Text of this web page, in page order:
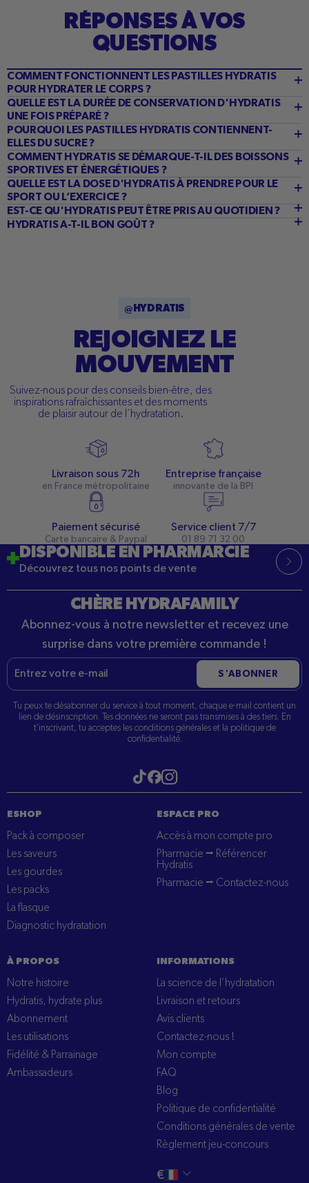
RÉPONSES À VOS
QUESTIONS
COMMENT FONCTIONNENT LES PASTILLES HYDRATIS
POUR HYDRATER LE CORPS ?
QUELLE EST LA DURÉE DE CONSERVATION D'HYDRATIS
UNE FOIS PRÉPARÉ ?
POURQUOI LES PASTILLES HYDRATIS CONTIENNENT-
ELLES DU SUCRE ?
COMMENT HYDRATIS SE DÉMARQUE-T-IL DES BOISSONS
SPORTIVES ET ÉNERGÉTIQUES ?
QUELLE EST LA DOSE D'HYDRATIS À PRENDRE POUR LE
SPORT OU L’EXERCICE ?
EST-CE QU'HYDRATIS PEUT ÊTRE PRIS AU QUOTIDIEN ?
HYDRATIS A-T-IL BON GOÛT ?
@HYDRATIS
REJOIGNEZ LE
MOUVEMENT
Suivez-nous pour des conseils bien-être, des
inspirations rafraîchissantes et des moments
de plaisir autour de l’hydratation.
Livraison sous 72h
en France métropolitaine
Entreprise française
innovante de la BPI
Paiement sécurisé
Carte bancaire & Paypal
Service client 7/7
01 89 71 32 00
CHÈRE HYDRAFAMILY
Abonnez-vous à notre newsletter et recevez une
surprise dans votre première commande !
E-
mail
S'ABONNER
Tu peux te désabonner du service à tout moment, chaque e-mail contient un
lien de désinscription. Tes données ne seront pas transmises à des tiers. En
t'inscrivant, tu acceptes les conditions générales et la politique de
confidentialité.
Visitez notre tiktokVisitez notre Facebook
DISPONIBLE EN PHARMARCIE
Découvrez tous nos points de vente
ESHOP
Pack à composer
Les saveurs
Les gourdes
Les packs
La flasque
Diagnostic hydratation
ESPACE PRO
Accès à mon compte pro
Pharmacie ⭢ Référencer
Hydratis
Pharmacie ⭢ Contactez-nous
À PROPOS
Notre histoire
Hydratis, hydrate plus
Abonnement
Les utilisations
Fidélité & Parrainage
Ambassadeurs
INFORMATIONS
La science de l’hydratation
Livraison et retours
Avis clients
Contactez-nous !
Mon compte
FAQ
Blog
Politique de confidentialité
Conditions générales de vente
Règlement jeu-concours
Changer
€ français